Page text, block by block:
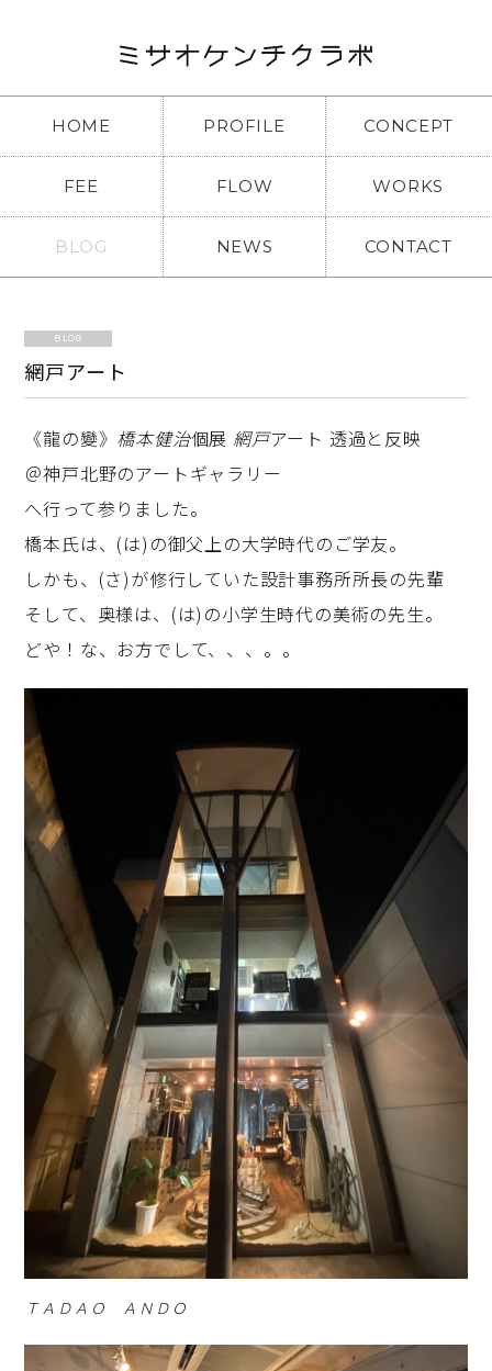
HOME PROFILE CONCEPT
FEE FLOW WORKS
BLOG NEWS CONTACT
BLOG
網戸アート
《龍の變》 橋本健治個展網戸アート 透過と反映
＠神戸北野のアートギャラリー
へ行って参りました。
橋本氏は、(は)の御父上の大学時代のご学友。
しかも、(さ)が修行していた設計事務所所長の先輩
そして、奥様は、(は)の小学生時代の美術の先生。
どや！な、お方でして、、、。。
ＴＡＤＡＯ ＡＮＤＯ